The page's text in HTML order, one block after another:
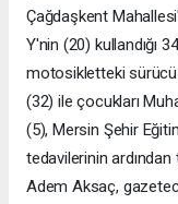
Çağdaşkent
Y'nin (20) kullandığı
motosikletteki
(32) ile çocukları
(5), Mersin Şehir
tedavilerinin
Adem Aksaç,